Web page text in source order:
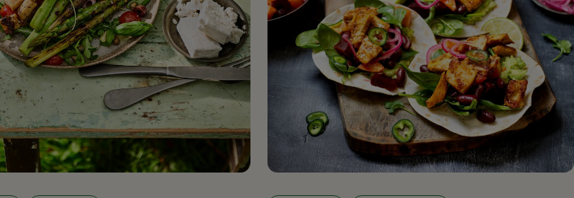
Filetti
Vegetali
Nature
as
as
favorite